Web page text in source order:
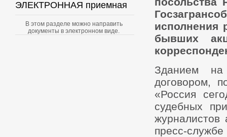
ЭЛЕКТРОННАЯ приемная
В этом разделе можно направить
документы в электронном виде.
исполнения
бывших
Зданием на
договором,
«Россия
судебных
журналистов
пресс-